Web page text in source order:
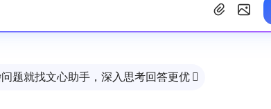
题就找文心助手，深入思考回答更优 